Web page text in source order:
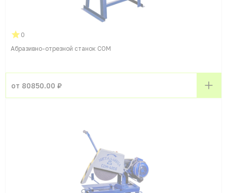
0
Абразивно-отрезной станок СОМ
от 80850.00 ₽